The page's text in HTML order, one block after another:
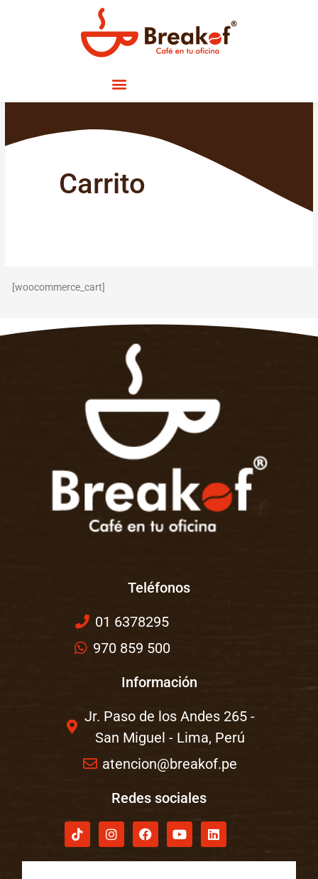
Carrito
[woocommerce_cart]
Teléfonos
01 6378295
970 859 500
Información
Jr. Paso de los Andes 265 -
San Miguel - Lima, Perú
atencion@breakof.pe
Redes sociales
T
i
k
t
I
n
s
t
F
a
c
e
Y
o
u
t
L
i
n
k